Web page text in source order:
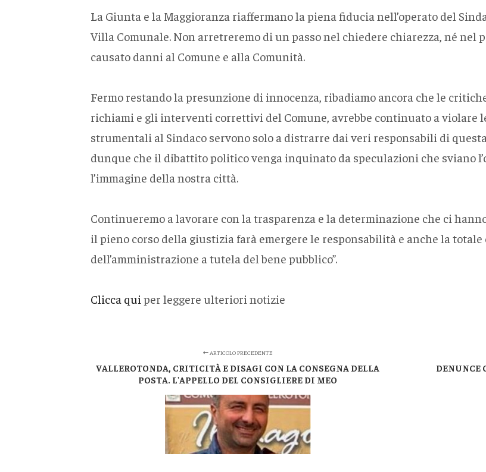
La Giunta e la Maggioranza riaffermano la piena fiducia nell’operato del
Villa Comunale. Non arretreremo di un passo nel chiedere chiarezza, né nel
causato danni al Comune e alla Comunità.
Fermo restando la presunzione di innocenza, ribadiamo ancora che le
richiami e gli interventi correttivi del Comune, avrebbe continuato a violare
strumentali al Sindaco servono solo a distrarre dai veri responsabili di
dunque che il dibattito politico venga inquinato da speculazioni che sviano
l’immagine della nostra città.
Continueremo a lavorare con la trasparenza e la determinazione che ci
il pieno corso della giustizia farà emergere le responsabilità e anche la totale
dell’amministrazione a tutela del bene pubblico”.
Clicca qui per leggere ulteriori notizie
ARTICOLO PRECEDENTE
VALLEROTONDA, CRITICITÀ E DISAGI CON LA CONSEGNA DELLA
POSTA. L'APPELLO DEL CONSIGLIERE DI MEO
DENUNCE